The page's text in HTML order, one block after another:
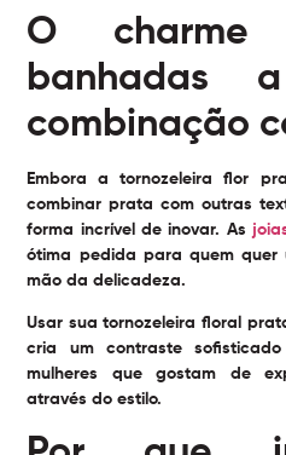
O
banhadas
combinação
Embora a tornozeleira flor
combinar prata com outras
forma incrível de inovar. As
ótima pedida para quem quer
mão da delicadeza.
Usar sua tornozeleira floral
cria um contraste
mulheres que gostam de
através do estilo.